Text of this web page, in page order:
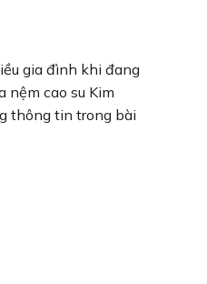
gia đình khi đang
nệm cao su Kim
thông tin trong bài